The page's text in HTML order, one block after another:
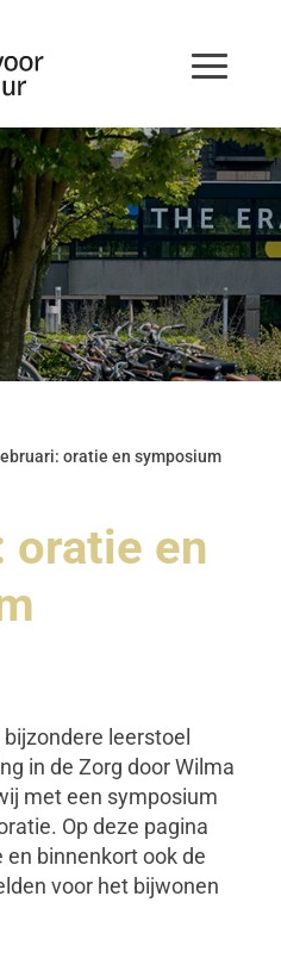
oratie en symposium
oratie en
leerstoel
in de Zorg door Wilma
met een symposium
Op deze pagina
binnenkort ook de
voor het bijwonen